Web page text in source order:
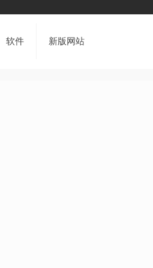
软件 新版网站